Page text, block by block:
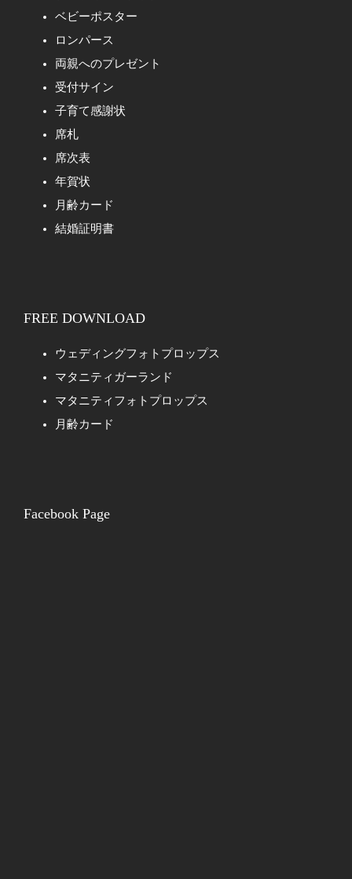
ベビーポスター
ロンパース
両親へのプレゼント
受付サイン
子育て感謝状
席札
席次表
年賀状
月齢カード
結婚証明書
FREE DOWNLOAD
ウェディングフォトプロップス
マタニティガーランド
マタニティフォトプロップス
月齢カード
Facebook Page